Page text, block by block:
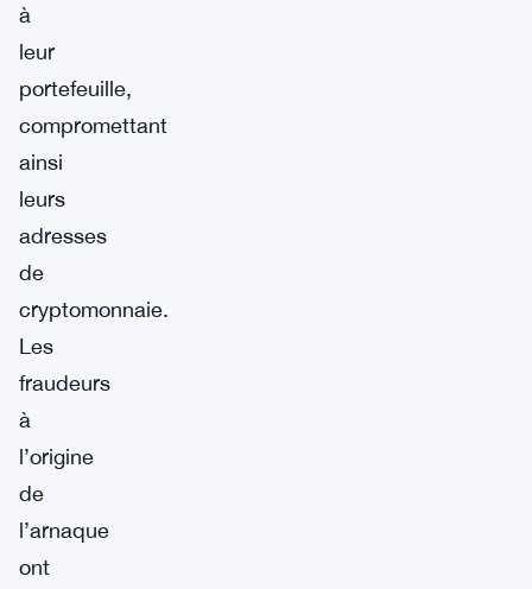
à
leur
portefeuille,
compromettant
ainsi
leurs
adresses
de
cryptomonnaie.
Les
fraudeurs
à
l’origine
de
l’arnaque
ont